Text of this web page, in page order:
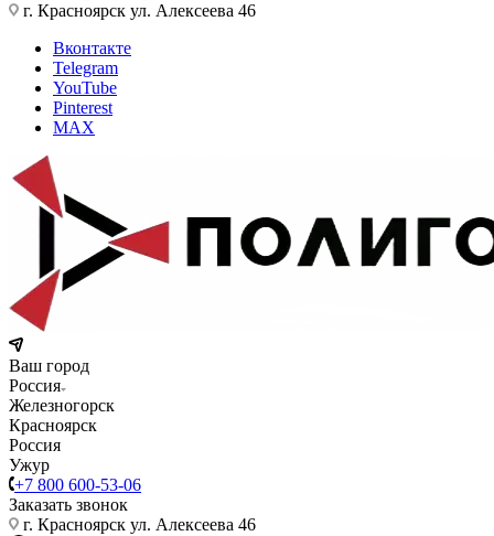
г. Красноярск ул. Алексеева 46
Вконтакте
Telegram
YouTube
Pinterest
MAX
Ваш город
Россия
Железногорск
Красноярск
Россия
Ужур
+7 800 600-53-06
Заказать звонок
г. Красноярск ул. Алексеева 46